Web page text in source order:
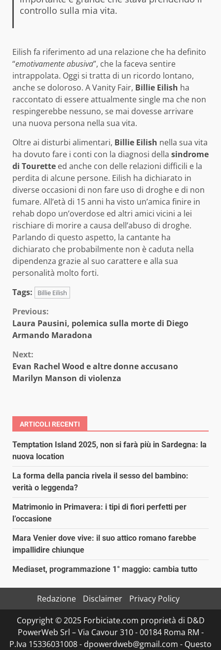
controllo sulla mia vita.
Eilish fa riferimento ad una relazione che ha definito
“emotivamente abusiva”, che la faceva sentire
intrappolata. Oggi si tratta di un ricordo lontano,
anche se doloroso. A Vanity Fair, Billie Eilish ha
raccontato di essere attualmente single ma che non
respingerebbe nessuno, se mai dovesse arrivare
una nuova persona nella sua vita.
Oltre ai disturbi alimentari, Billie Eilish nella sua vita
ha dovuto fare i conti con la diagnosi della sindrome
di Tourette ed anche con delle relazioni difficili e la
perdita di alcune persone. Eilish ha dichiarato in
diverse occasioni di non fare uso di droghe e di non
fumare. All’età di 15 anni ha visto un’amica finire in
rehab dopo un’overdose ed altri amici vicini a lei
rischiare di morire a causa dell’abuso di droghe.
Parlando di questo aspetto, la cantante ha
dichiarato che probabilmente non è caduta nella
dipendenza grazie al suo carattere e alla sua
personalità molto forti.
Tags:
Billie Eilish
Continue
Reading
Previous:
Laura Pausini, polemica sulla morte di Diego
Armando Maradona
Next:
Evan Rachel Wood e altre donne accusano
Marilyn Manson di violenza
ARTICOLI RECENTI
Temptation Island 2025, non si farà più in Sardegna: la
nuova location
La forma della pancia rivela il sesso del bambino:
verità o leggenda?
Matrimonio in Primavera: i tipi di fiori perfetti per
l’occasione
Mara Venier dove vive: il suo attico romano farebbe
impallidire chiunque
Mediaset, programmazione 1° maggio: cambia tutto
Redazione Disclaimer
Privacy Policy
Copyright © 2025 Forbiciate.com proprietà di D&D
PowerWeb Srl – Via Cavour 310 - 00184 Roma RM -
P.Iva 15336031008 - dpowerdweb@gmail.com - Questo